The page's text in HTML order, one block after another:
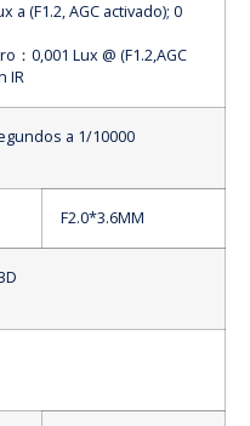
a (F1.2, AGC activado); 0
：0,001 Lux @ (F1.2,AGC
IR
a 1/10000
F2.0*3.6MM